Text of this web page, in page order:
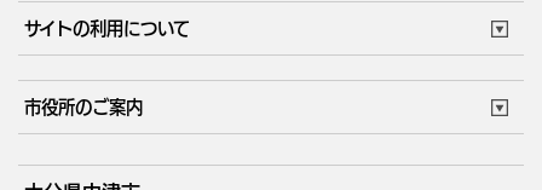
サイトの利用について
市役所のご案内
庁舎地図 組織案内